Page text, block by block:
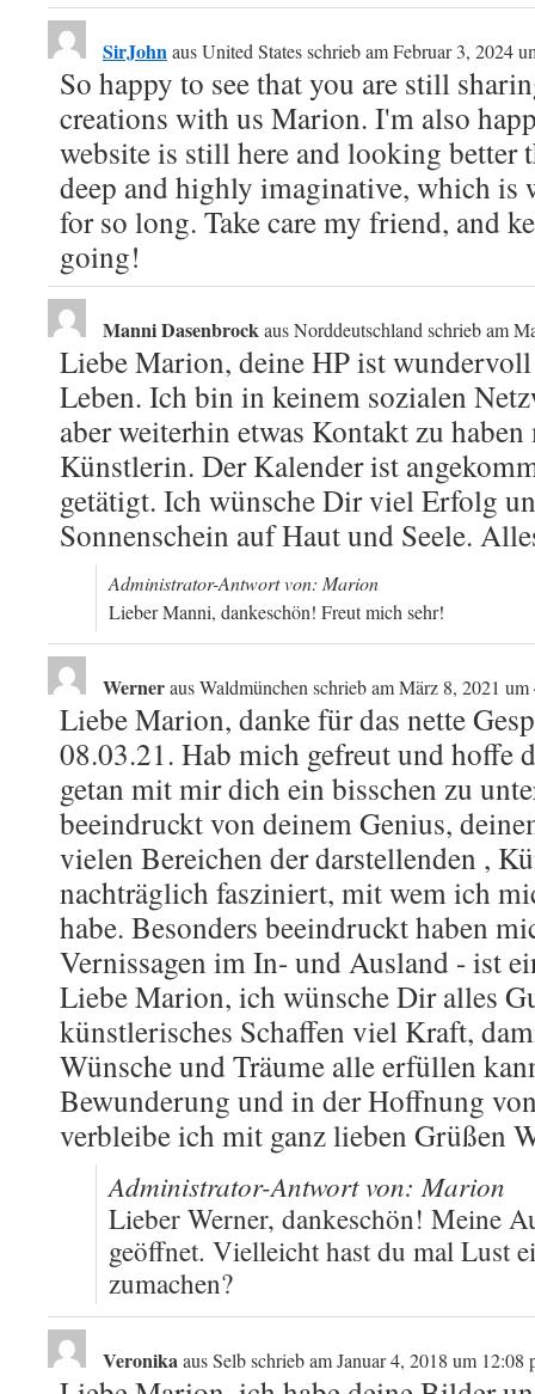
SirJohnausUnited Statesschrieb amFebruar 3, 2024
So happy to see that you are still
creations with us Marion. I'm also
website is still here and looking better
deep and highly imaginative, which is
for so long. Take care my friend, and
going!
Manni DasenbrockausNorddeutschland schrieb am
Liebe Marion, deine HP ist
Leben. Ich bin in keinem sozialen
aber weiterhin etwas Kontakt zu
Künstlerin. Der Kalender ist
getätigt. Ich wünsche Dir viel Erfolg
Sonnenschein auf Haut und Seele.
Administrator-Antwort von: Marion
Lieber Manni, dankeschön! Freut mich sehr!
WernerausWaldmünchen schrieb amMärz 8, 2021 um
Liebe Marion, danke für das nette
08.03.21. Hab mich gefreut und hoffe
getan mit mir dich ein bisschen zu
beeindruckt von deinem Genius,
vielen Bereichen der darstellenden ,
nachträglich fasziniert, mit wem ich
habe. Besonders beeindruckt haben
Vernissagen im In- und Ausland - ist
Liebe Marion, ich wünsche Dir alles
künstlerisches Schaffen viel Kraft,
Wünsche und Träume alle erfüllen
Bewunderung und in der Hoffnung
verbleibe ich mit ganz lieben Grüßen
Administrator-Antwort von: Marion
Lieber Werner, dankeschön! Meine
geöffnet. Vielleicht hast du mal Lust
zumachen?
VeronikaausSelbschrieb amJanuar 4, 2018 um 12:08